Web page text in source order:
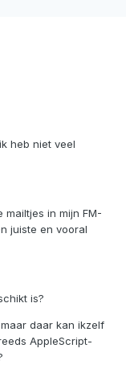
heb niet veel
mailtjes in mijn FM-
juiste en vooral
is?
daar kan ikzelf
AppleScript-